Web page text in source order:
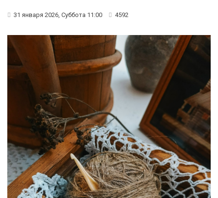
31 января 2026, Суббота 11:00 4592